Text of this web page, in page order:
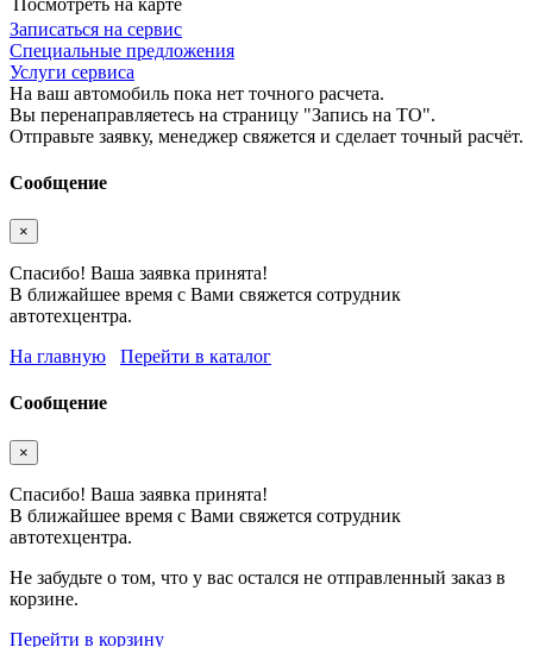
Записаться на сервис
Специальные предложения
Услуги сервиса
На ваш автомобиль пока нет точного расчета.
Вы перенаправляетесь на страницу "Запись на ТО".
Отправьте заявку, менеджер свяжется и сделает точный расчёт.
Сообщение
×
Спасибо! Ваша заявка принята!
В ближайшее время с Вами свяжется сотрудник
автотехцентра.
На главную
Перейти в каталог
Сообщение
×
Спасибо! Ваша заявка принята!
В ближайшее время с Вами свяжется сотрудник
автотехцентра.
Не забудьте о том, что у вас остался не отправленный заказ в
корзине.
Перейти в корзину